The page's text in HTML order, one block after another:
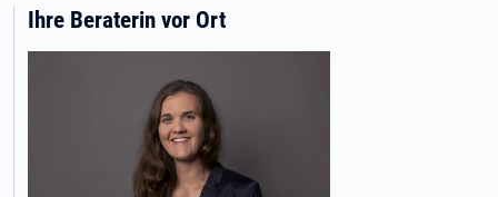
Ihre Beraterin vor Ort